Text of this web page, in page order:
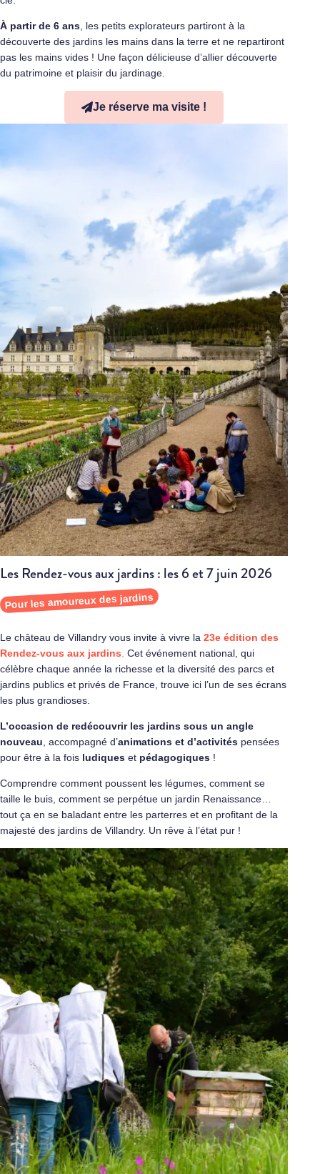
À partir de 6 ans, les petits explorateurs partiront à la
découverte des jardins les mains dans la terre et ne repartiront
pas les mains vides ! Une façon délicieuse d’allier découverte
du patrimoine et plaisir du jardinage.
Je réserve ma visite !
Les Rendez-vous aux jardins : les 6 et 7 juin 2026
Pour les amoureux des jardins
Le château de Villandry vous invite à vivre la 23e édition des
Rendez-vous aux jardins Cet événement national, qui
célèbre chaque année la richesse et la diversité des parcs et
jardins publics et privés de France, trouve ici l’un de ses écrans
les plus grandioses.
L’occasion de redécouvrir les jardins sous un angle
nouveau , accompagné d’animations et d’activités pensées
pour être à la fois ludiques et pédagogiques !
Comprendre comment poussent les légumes, comment se
taille le buis, comment se perpétue un jardin Renaissance…
tout ça en se baladant entre les parterres et en profitant de la
majesté des jardins de Villandry. Un rêve à l’état pur !